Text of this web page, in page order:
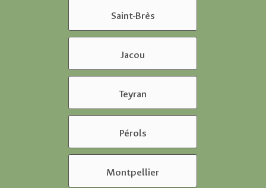
Saint-Brès
Jacou
Teyran
Pérols
Montpellier